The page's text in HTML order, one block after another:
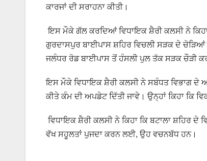
ਕਾਰਜਾਂ ਦੀ ਸਰਾਹਨਾ ਕੀਤੀ।
ਇਸ ਮੌਕੇ ਗੱਲ ਕਰਦਿਆਂ ਵਿਧਾਇਕ ਸ਼ੈਰੀ ਕਲਸੀ ਨੇ
ਗੁਰਦਾਸਪੁਰ ਬਾਈਪਾਸ ਸ਼ਹਿਰ ਵਿਚਲੀ ਸੜਕ ਦੇ ਚੋੜਿਆਂ
ਜਲੰਧਰ ਰੋਡ ਬਾਈਪਾਸ ਤੋਂ ਹੰਸਲੀ ਪੁਲ ਤੱਕ ਸੜਕ ਚੌੜੀ
ਇਸ ਮੌਕੇ ਵਿਧਾਇਕ ਸ਼ੈਰੀ ਕਲਸੀ ਨੇ ਸਬੰਧਤ ਵਿਭਾਗ ਦੇ
ਕੀਤੇ ਕੰਮ ਦੀ ਅਪਡੇਟ ਦਿੱਤੀ ਜਾਵੇ। ਉਨ੍ਹਾਂ ਕਿਹਾ ਕਿ
ਵਿਧਾਇਕ ਸ਼ੈਰੀ ਕਲਸੀ ਨੇ ਕਿਹਾ ਕਿ ਬਟਾਲਾ ਸ਼ਹਿਰ
ਵੱਖ ਸਹੂਲਤਾਂ ਪੁਜਦਾ ਕਰਨ ਲਈ, ਉਹ ਵਚਨਬੱਧ ਹਨ।